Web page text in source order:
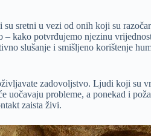
sretni u vezi od onih koji su
kako potvrđujemo njezinu
slušanje i smišljeno korištenje
zadovoljstvo. Ljudi koji
probleme, a ponekad i
zaista živi.